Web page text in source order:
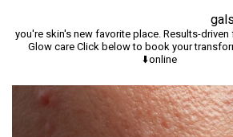
you're skin's new favorite place.Results-driven
Glow careClick below to book your
online⬇️